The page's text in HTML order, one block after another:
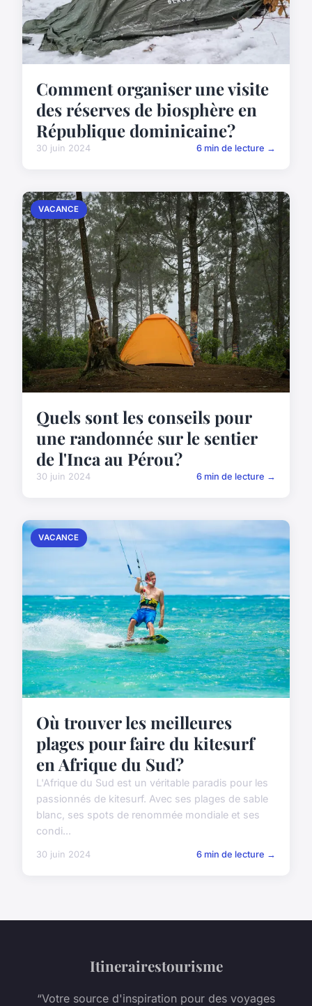
Comment organiser une visite
des réserves de biosphère en
République dominicaine?
30 juin 2024 6 min de lecture →
VACANCE
Quels sont les conseils pour
une randonnée sur le sentier
de l'Inca au Pérou?
30 juin 2024 6 min de lecture →
VACANCE
Où trouver les meilleures
plages pour faire du kitesurf
en Afrique du Sud?
L'Afrique du Sud est un véritable paradis pour les
passionnés de kitesurf. Avec ses plages de sable
blanc, ses spots de renommée mondiale et ses
condi...
30 juin 2024 6 min de lecture →
Itinerairestourisme
“Votre source d'inspiration pour des voyages